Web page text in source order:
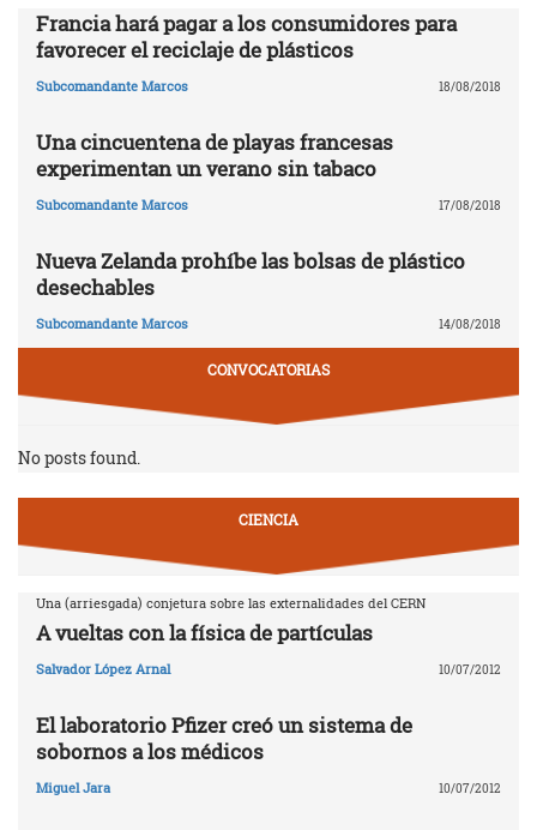
Francia hará pagar a los consumidores para
favorecer el reciclaje de plásticos
Subcomandante Marcos 18/08/2018
Una cincuentena de playas francesas
experimentan un verano sin tabaco
Subcomandante Marcos 17/08/2018
Nueva Zelanda prohíbe las bolsas de plástico
desechables
Subcomandante Marcos 14/08/2018
CONVOCATORIAS
No posts found.
CIENCIA
Una (arriesgada) conjetura sobre las externalidades del CERN
A vueltas con la física de partículas
Salvador López Arnal 10/07/2012
El laboratorio Pfizer creó un sistema de
sobornos a los médicos
Miguel Jara 10/07/2012